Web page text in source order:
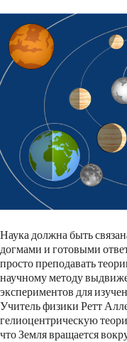
Наука должна быть
догмами и готовыми
просто преподавать
научному методу
экспериментов для
Учитель физики Ретт
гелиоцентрическую
что Земля вращается